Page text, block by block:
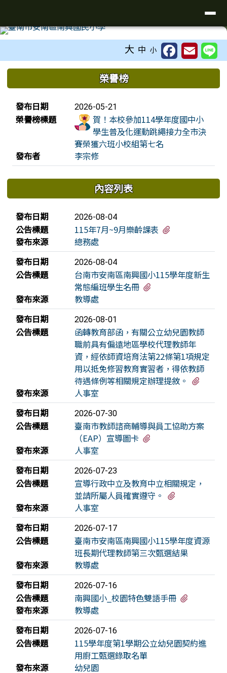
大 中 小
上中區域內容 榮譽榜
榮譽榜列表
發布日期 2026-05-21
榮譽榜標題
賀！本校參加114學年度國中小
學生普及化運動跳繩接力全市決
賽榮獲六班小校組第七名
發布者
李宗修
內容列表
新聞列表
發布日期 2026-08-04
公告標題 115年7月~9月樂齡課表
發布來源
總務處
發布日期
2026-08-04
公告標題
台南市安南區南興國小115學年度新生
常態編班學生名冊
發布來源
教導處
發布日期
2026-08-01
公告標題
函轉教育部函，有關公立幼兒園教師
職前具有偏遠地區學校代理教師年
資，經依師資培育法第22條第1項規定
用以抵免修習教育實習者，得依教師
待遇條例等相關規定辦理提敘。
發布來源
人事室
發布日期
2026-07-30
公告標題
臺南市教師諮商輔導與員工協助方案
（EAP）宣導圖卡
發布來源
人事室
發布日期
2026-07-23
公告標題
宣導行政中立及教育中立相關規定，
並請所屬人員確實遵守。
發布來源
人事室
發布日期
2026-07-17
公告標題
臺南市安南區南興國小115學年度資源
班長期代理教師第三次甄選結果
發布來源
教導處
發布日期
2026-07-16
公告標題 南興國小_校園特色雙語手冊
發布來源
教導處
發布日期
2026-07-16
公告標題
115學年度第1學期公立幼兒園契約進
用廚工甄選錄取名單
發布來源
幼兒園
頁尾區域